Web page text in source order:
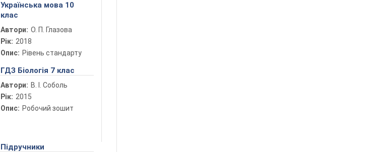
Українська мова 10
клас
Автори: О. П. Глазова
Рік: 2018
Опис: Рівень стандарту
ГДЗ Біологія 7 клас
Автори: В. І. Соболь
Рік: 2015
Опис: Робочий зошит
Підручники